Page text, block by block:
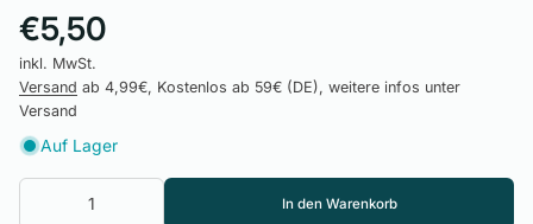
€5,50
inkl. MwSt.
Versand ab 4,99€, Kostenlos ab 59€ (DE), weitere infos unter
Versand
Auf Lager
In den Warenkorb